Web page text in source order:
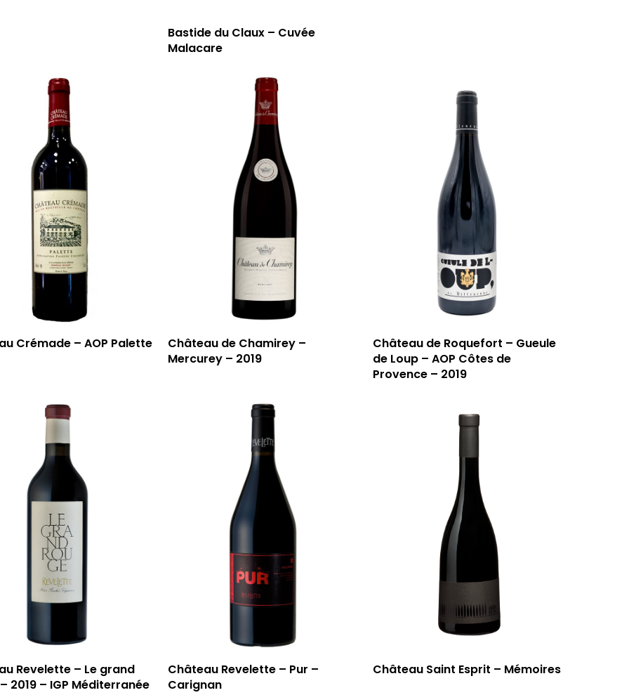
Bastide du Claux – Cuvée
Malacare
Crémade – AOP Palette
Château de Chamirey –
Mercurey – 2019
Château de Roquefort – Gueule
de Loup – AOP Côtes de
Provence – 2019
Revelette – Le grand
2019 – IGP Méditerranée
Château Revelette – Pur –
Carignan
Château Saint Esprit – Mémoires